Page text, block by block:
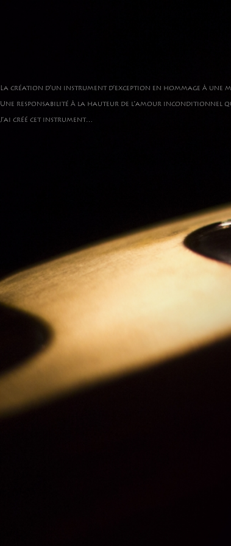
La création d’un instrument d’exception en hommage à une
Une responsabilité à la hauteur de l’amour inconditionnel
J’ai créé cet instrument…